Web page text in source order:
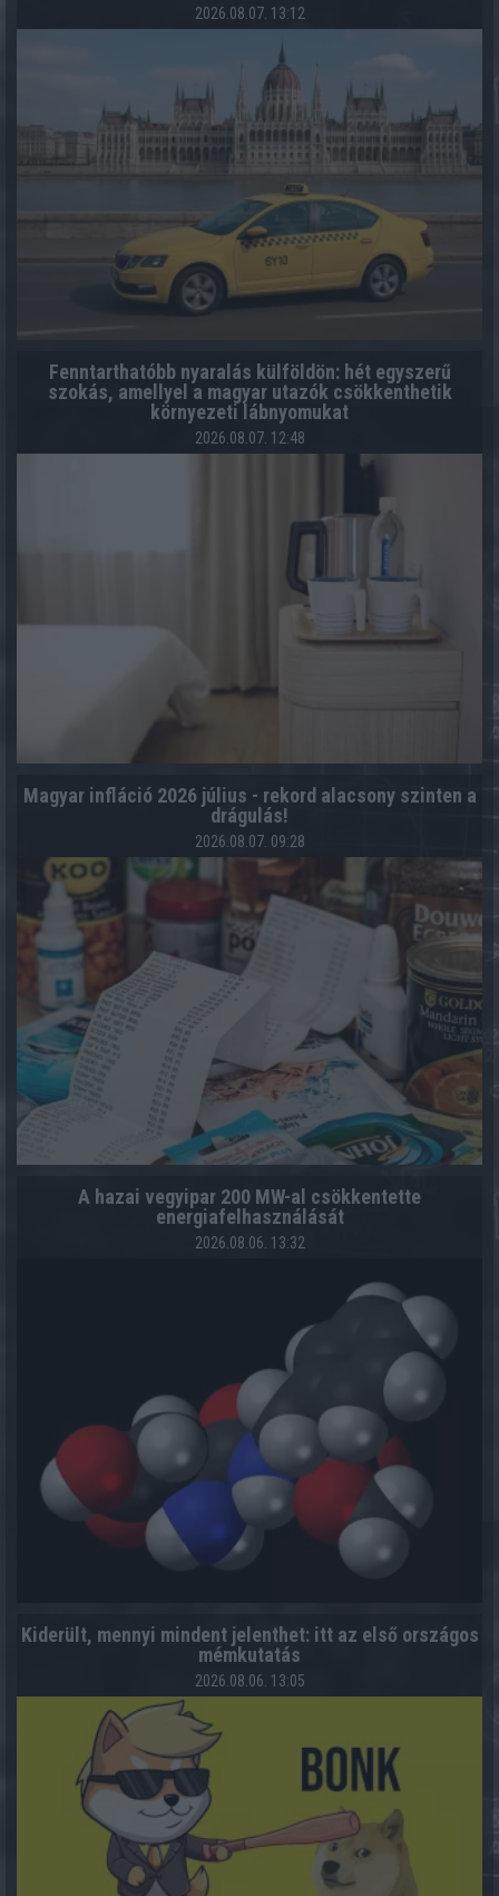
2026.08.07. 13:12
Fenntarthatóbb nyaralás külföldön: hét egyszerű
szokás, amellyel a magyar utazók csökkenthetik
környezeti lábnyomukat
2026.08.07. 12:48
Magyar infláció 2026 július - rekord alacsony szinten a
drágulás!
2026.08.07. 09:28
A hazai vegyipar 200 MW-al csökkentette
energiafelhasználását
2026.08.06. 13:32
Kiderült, mennyi mindent jelenthet: itt az első országos
mémkutatás
2026.08.06. 13:05